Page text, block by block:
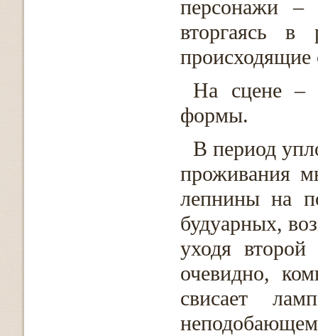
персонажи –
вторгаясь в
происходящие
На сцене –
формы.
В период
проживания
лепнины на
будуарных,
уходя
очевидно,
свисает